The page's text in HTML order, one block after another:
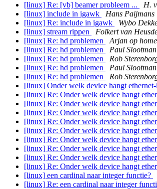
[linux] Re: [vb] beamer probleem ...
H.
[linux] include in igawk
Hans Paijmans
[linux] Re: include in igawk
Wybo
[linux] stream rippen
Folkert van
[linux] Re: hd problemen
Arjan op home
[linux] Re: hd problemen
Paul Slootman
[linux] Re: hd problemen
Rob
[linux] Re: hd problemen
Paul Slootman
[linux] Re: hd problemen
Rob
[linux] Onder welk device hangt
[linux] Re: Onder welk device hangt
[linux] Re: Onder welk device hangt
[linux] Re: Onder welk device hangt
[linux] Re: Onder welk device hangt
[linux] Re: Onder welk device hangt
[linux] Re: Onder welk device hangt
[linux] Re: Onder welk device hangt
[linux] Re: Onder welk device hangt
[linux] Re: Onder welk device hangt
[linux] een cardinal naar integer functie?
[linux] Re: een cardinal naar integer